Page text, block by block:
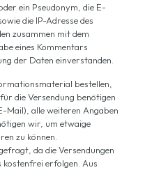
ein Pseudonym, die E-
die IP-Adresse des
zusammen mit dem
eines Kommentars
der Daten einverstanden.
bestellen,
die Versendung benötigen
Mail), alle weiteren Angaben
wir, um etwaige
zu können.
da die Versendungen
kostenfrei erfolgen. Aus